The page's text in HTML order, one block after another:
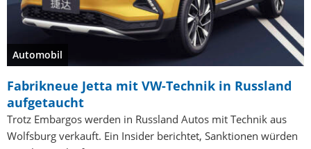
Automobil
Fabrikneue Jetta mit VW-Technik in Russland
aufgetaucht
Trotz Embargos werden in Russland Autos mit Technik aus
Wolfsburg verkauft. Ein Insider berichtet, Sanktionen würden